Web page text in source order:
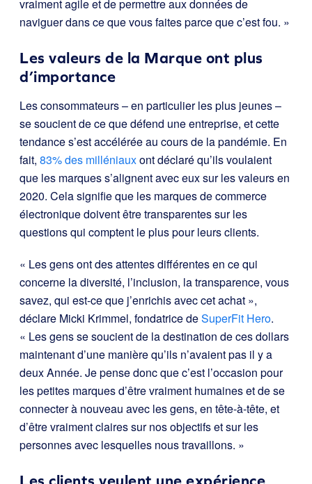
vraiment agile et de permettre aux données de
naviguer dans ce que vous faites parce que c’est fou. »
Les valeurs de la Marque ont plus
d’importance
Les consommateurs – en particulier les plus jeunes –
se soucient de ce que défend une entreprise, et cette
tendance s’est accélérée au cours de la pandémie. En
fait, 83% des milléniauxont déclaré qu’ils voulaient
que les marques s’alignent avec eux sur les valeurs en
2020. Cela signifie que les marques de commerce
électronique doivent être transparentes sur les
questions qui comptent le plus pour leurs clients.
« Les gens ont des attentes différentes en ce qui
concerne la diversité, l’inclusion, la transparence, vous
savez, qui est-ce que j’enrichis avec cet achat »,
déclare Micki Krimmel, fondatrice deSuperFit Hero.
« Les gens se soucient de la destination de ces dollars
maintenant d’une manière qu’ils n’avaient pas il y a
deux Année. Je pense donc que c’est l’occasion pour
les petites marques d’être vraiment humaines et de se
connecter à nouveau avec les gens, en tête-à-tête, et
d’être vraiment claires sur nos objectifs et sur les
personnes avec lesquelles nous travaillons. »